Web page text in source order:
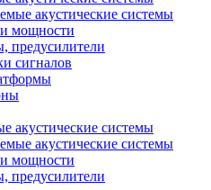
акустические системы
мощности
предусилители
сигналов
акустические системы
акустические системы
мощности
предусилители